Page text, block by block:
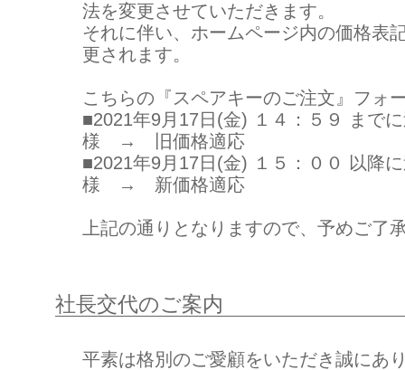
法を変更させていただきます。
それに伴い、ホームページ内の価格表
更されます。
こちらの『スペアキーのご注文』フォ
■2021年9月17日(金) １４：５９ まで
様 → 旧価格適応
■2021年9月17日(金) １５：００ 以降
様 → 新価格適応
上記の通りとなりますので、予めご了
社長交代のご案内
平素は格別のご愛顧をいただき誠にあ